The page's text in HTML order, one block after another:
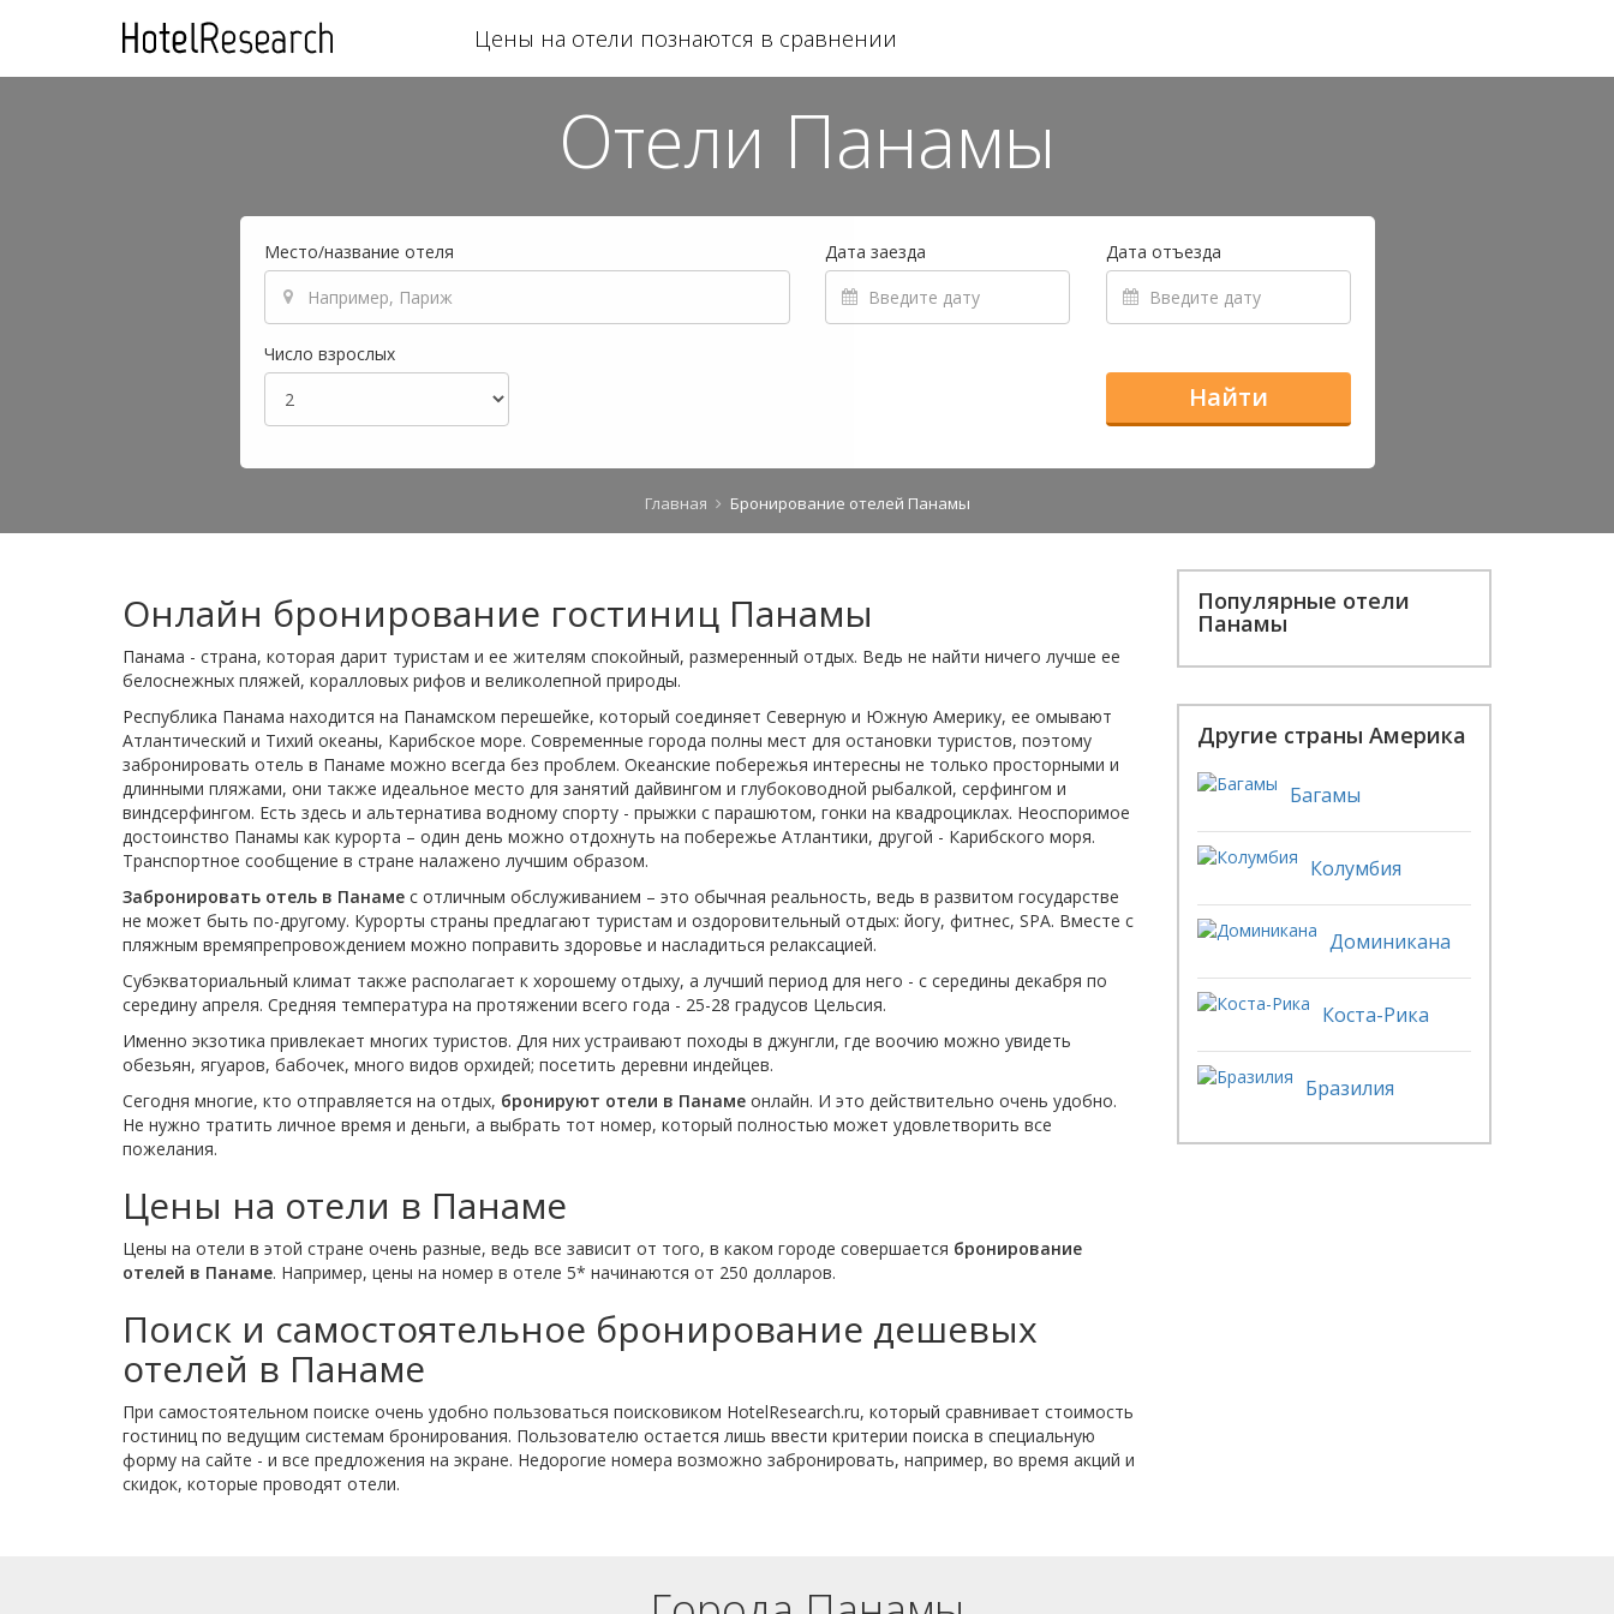
Цены на отели познаются в сравнении
Отели Панамы
Место/название отеля Дата заезда Дата отъезда
Число взрослых
Найти
Главная Бронирование отелей Панамы
Онлайн бронирование гостиниц Панамы
Панама - страна, которая дарит туристам и ее жителям спокойный, размеренный отдых. Ведь не найти ничего лучше ее
белоснежных пляжей, коралловых рифов и великолепной природы.
Республика Панама находится на Панамском перешейке, который соединяет Северную и Южную Америку, ее омывают
Атлантический и Тихий океаны, Карибское море. Современные города полны мест для остановки туристов, поэтому
забронировать отель в Панаме можно всегда без проблем. Океанские побережья интересны не только просторными и
длинными пляжами, они также идеальное место для занятий дайвингом и глубоководной рыбалкой, серфингом и
виндсерфингом. Есть здесь и альтернатива водному спорту - прыжки с парашютом, гонки на квадроциклах. Неоспоримое
достоинство Панамы как курорта – один день можно отдохнуть на побережье Атлантики, другой - Карибского моря.
Транспортное сообщение в стране налажено лучшим образом.
Забронировать отель в Панаме с отличным обслуживанием – это обычная реальность, ведь в развитом государстве
не может быть по-другому. Курорты страны предлагают туристам и оздоровительный отдых: йогу, фитнес, SPА. Вместе с
пляжным времяпрепровождением можно поправить здоровье и насладиться релаксацией.
Субэкваториальный климат также располагает к хорошему отдыху, а лучший период для него - с середины декабря по
середину апреля. Средняя температура на протяжении всего года - 25-28 градусов Цельсия.
Именно экзотика привлекает многих туристов. Для них устраивают походы в джунгли, где воочию можно увидеть
обезьян, ягуаров, бабочек, много видов орхидей; посетить деревни индейцев.
Сегодня многие, кто отправляется на отдых, бронируют отели в Панаме онлайн. И это действительно очень удобно.
Не нужно тратить личное время и деньги, а выбрать тот номер, который полностью может удовлетворить все
пожелания.
Цены на отели в Панаме
Цены на отели в этой стране очень разные, ведь все зависит от того, в каком городе совершается бронирование
отелей в Панаме. Например, цены на номер в отеле 5* начинаются от 250 долларов.
Поиск и самостоятельное бронирование дешевых
отелей в Панаме
При самостоятельном поиске очень удобно пользоваться поисковиком HotelResearch.ru, который сравнивает стоимость
гостиниц по ведущим системам бронирования. Пользователю остается лишь ввести критерии поиска в специальную
форму на сайте - и все предложения на экране. Недорогие номера возможно забронировать, например, во время акций и
скидок, которые проводят отели.
Популярные отели
Панамы
Другие страны Америка
Багамы
Колумбия
Доминикана
Коста-Рика
Бразилия